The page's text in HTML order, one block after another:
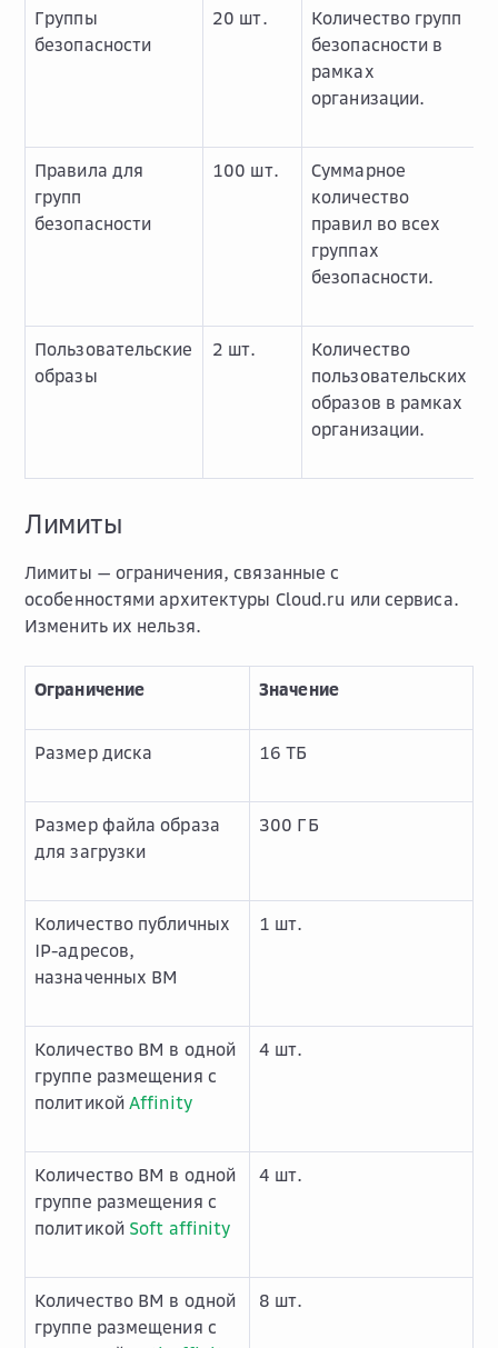
Группы
безопасности
20 шт.
Количество групп
безопасности в
рамках
организации.
Правила для
групп
безопасности
100 шт.
Суммарное
количество
правил во всех
группах
безопасности.
Пользовательские
образы
2 шт.
Количество
пользовательских
образов в рамках
организации.
Лимиты
Лимиты — ограничения, связанные с
особенностями архитектуры Cloud.ru или сервиса.
Изменить их нельзя.
Ограничение Значение
Размер диска 16 ТБ
Размер файла образа
для загрузки
300 ГБ
Количество публичных
IP-адресов,
назначенных ВМ
1 шт.
Количество ВМ в одной
группе размещения с
политикой Affinity
4 шт.
Количество ВМ в одной
группе размещения с
политикой Soft affinity
4 шт.
Количество ВМ в одной
группе размещения с
8 шт.